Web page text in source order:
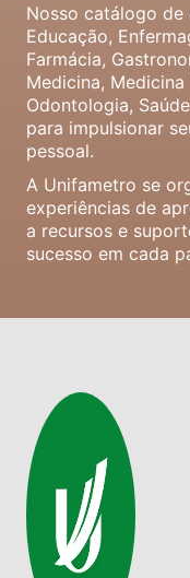
Nosso catálogo de
Educação,
Farmácia,
Medicina,
Odontologia,
para impulsionar
pessoal.
A Unifametro se
experiências de
a recursos e
sucesso em cada